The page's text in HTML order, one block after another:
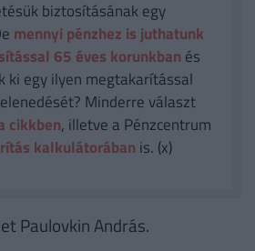
biztosításának egy
mennyi pénzhez is juthatunk
65 éves korunkban és
ki egy ilyen megtakarítással
Minderre választ
cikkben, illetve a Pénzcentrum
kalkulátorában is. (x)
Paulovkin András.